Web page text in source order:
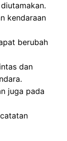
kendaraan
berubah
dan
juga pada